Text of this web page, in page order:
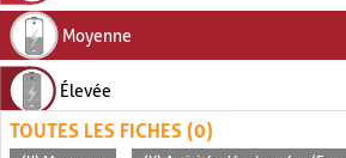
Moyenne
Élevée
TOUTES LES FICHES (0)